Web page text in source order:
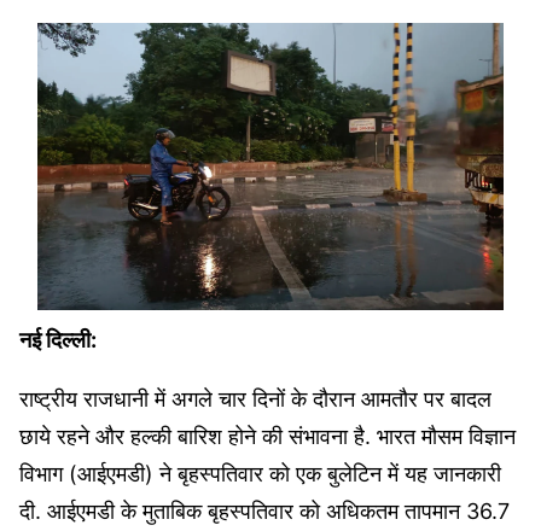
नई दिल्ली:
राष्ट्रीय राजधानी में अगले चार दिनों के दौरान आमतौर पर बादल
छाये रहने और हल्की बारिश होने की संभावना है. भारत मौसम विज्ञान
विभाग (आईएमडी) ने बृहस्पतिवार को एक बुलेटिन में यह जानकारी
दी. आईएमडी के मुताबिक बृहस्पतिवार को अधिकतम तापमान 36.7